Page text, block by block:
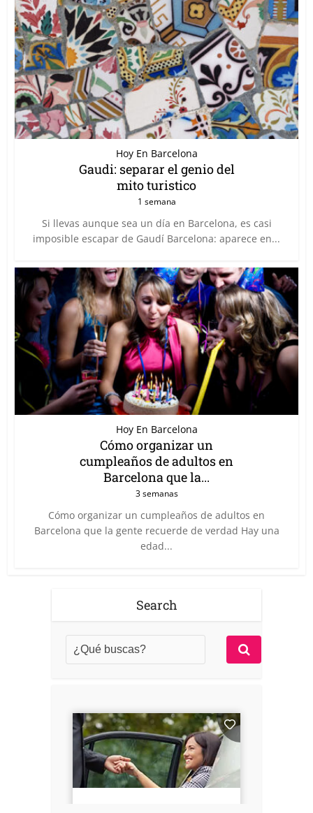
Hoy En Barcelona
Gaudi: separar el genio del
mito turistico
1 semana
Si llevas aunque sea un día en Barcelona, es casi
imposible escapar de Gaudí Barcelona: aparece en...
Hoy En Barcelona
Cómo organizar un
cumpleaños de adultos en
Barcelona que la...
3 semanas
Cómo organizar un cumpleaños de adultos en
Barcelona que la gente recuerde de verdad Hay una
edad...
Search